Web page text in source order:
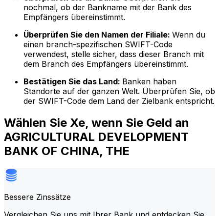
nochmal, ob der Bankname mit der Bank des
Empfängers übereinstimmt.
Überprüfen Sie den Namen der Filiale: Wenn du
einen branch-spezifischen SWIFT-Code
verwendest, stelle sicher, dass dieser Branch mit
dem Branch des Empfängers übereinstimmt.
Bestätigen Sie das Land: Banken haben
Standorte auf der ganzen Welt. Überprüfen Sie, ob
der SWIFT-Code dem Land der Zielbank entspricht.
Wählen Sie Xe, wenn Sie Geld an
AGRICULTURAL DEVELOPMENT
BANK OF CHINA, THE
Bessere Zinssätze